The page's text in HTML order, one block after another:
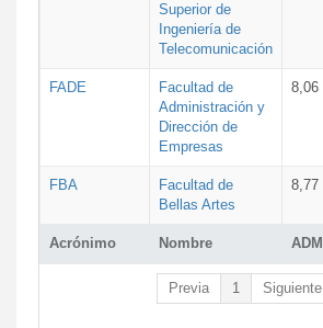
Acrónimo Nombre ADM
Superior de
Ingeniería de
Telecomunicación
FADE
Facultad de
Administración y
Dirección de
Empresas
8,06
FBA
Facultad de
Bellas Artes
8,77
Previa 1 Siguiente